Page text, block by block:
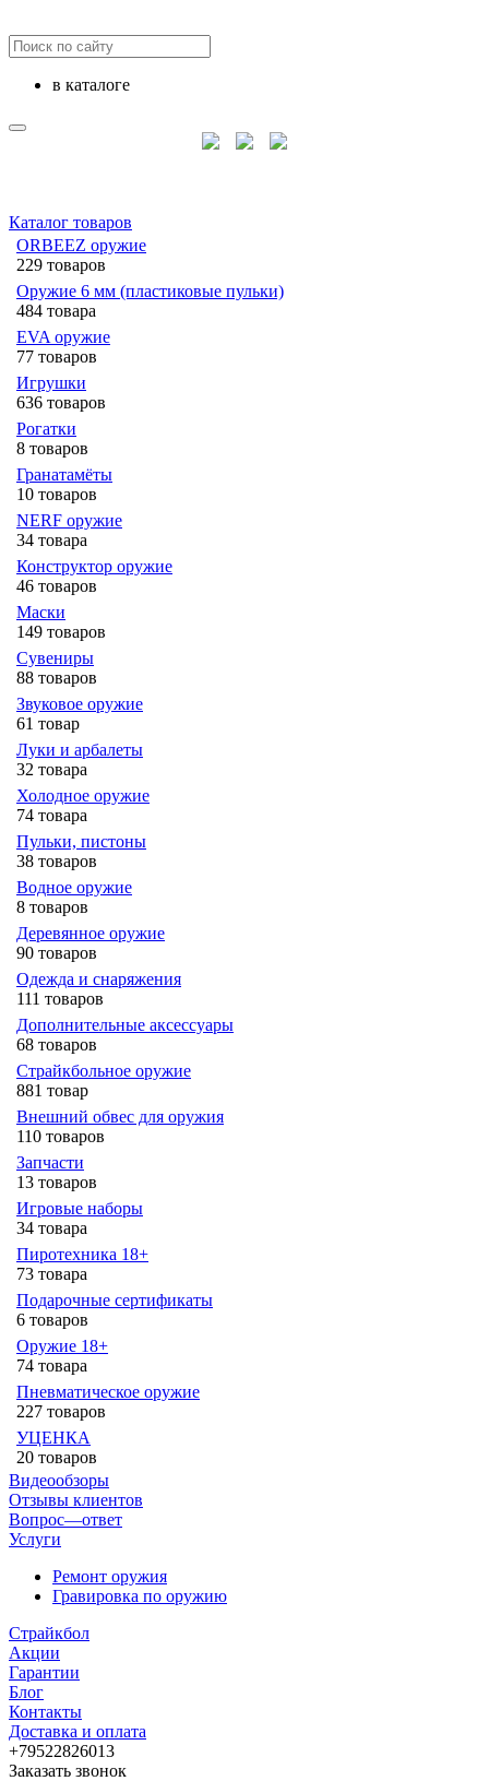
в каталоге
Каталог товаров
ORBEEZ оружие
229 товаров
Оружие 6 мм (пластиковые пульки)
484 товара
EVA оружие
77 товаров
Игрушки
636 товаров
Рогатки
8 товаров
Гранатамёты
10 товаров
NERF оружие
34 товара
Конструктор оружие
46 товаров
Маски
149 товаров
Сувениры
88 товаров
Звуковое оружие
61 товар
Луки и арбалеты
32 товара
Холодное оружие
74 товара
Пульки, пистоны
38 товаров
Водное оружие
8 товаров
Деревянное оружие
90 товаров
Одежда и снаряжения
111 товаров
Дополнительные аксессуары
68 товаров
Страйкбольное оружие
881 товар
Внешний обвес для оружия
110 товаров
Запчасти
13 товаров
Игровые наборы
34 товара
Пиротехника 18+
73 товара
Подарочные сертификаты
6 товаров
Оружие 18+
74 товара
Пневматическое оружие
227 товаров
УЦЕНКА
20 товаров
Видеообзоры
Отзывы клиентов
Вопрос—ответ
Услуги
Ремонт оружия
Гравировка по оружию
Страйкбол
Акции
Гарантии
Блог
Контакты
Доставка и оплата
+79522826013
Заказать звонок